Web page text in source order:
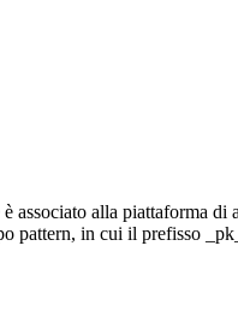
associato alla piattaforma
pattern, in cui il prefisso